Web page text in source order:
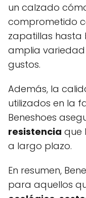
un calzado
comprometido
zapatillas hasta
amplia
gustos.
Además, la
utilizados en la
Beneshoes
resistencia que
a largo plazo.
En resumen,
para aquellos